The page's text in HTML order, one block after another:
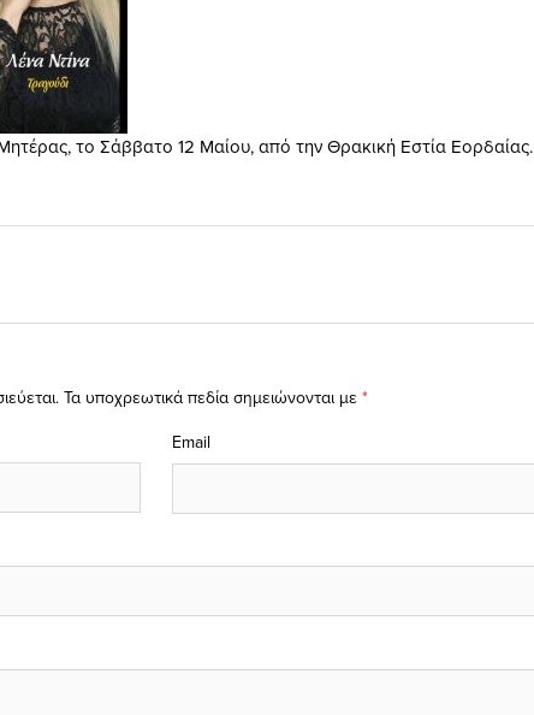
το Σάββατο 12 Μαίου, από την Θρακική Εστία Εορδαίας.
Τα υποχρεωτικά πεδία σημειώνονται με *
Email